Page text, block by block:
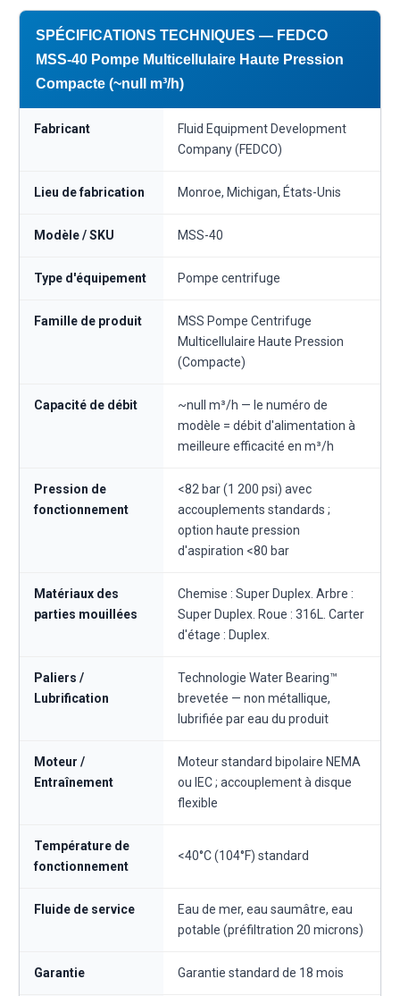
SPÉCIFICATIONS TECHNIQUES — FEDCO
MSS-40 Pompe Multicellulaire Haute Pression
Compacte (~null m³/h)
Fabricant
Fluid Equipment Development
Company (FEDCO)
Lieu de fabrication Monroe, Michigan, États-Unis
Modèle / SKU MSS-40
Type d'équipement Pompe centrifuge
Famille de produit
MSS Pompe Centrifuge
Multicellulaire Haute Pression
(Compacte)
Capacité de débit
~null m³/h — le numéro de
modèle = débit d'alimentation à
meilleure efficacité en m³/h
Pression de
fonctionnement
<82 bar (1 200 psi) avec
accouplements standards ;
option haute pression
d'aspiration <80 bar
Matériaux des
parties mouillées
Chemise : Super Duplex. Arbre :
Super Duplex. Roue : 316L. Carter
d'étage : Duplex.
Paliers /
Lubrification
Technologie Water Bearing™
brevetée — non métallique,
lubrifiée par eau du produit
Moteur /
Entraînement
Moteur standard bipolaire NEMA
ou IEC ; accouplement à disque
flexible
Température de
fonctionnement
<40°C (104°F) standard
Fluide de service
Eau de mer, eau saumâtre, eau
potable (préfiltration 20 microns)
Garantie Garantie standard de 18 mois